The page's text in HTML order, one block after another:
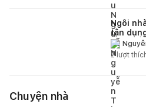
Ngôi
tận
gian
2lượt
Chuyện nhà